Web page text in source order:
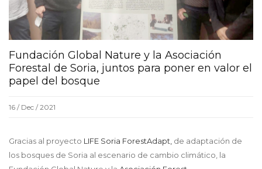
Fundación Global Nature y la Asociación
Forestal de Soria, juntos para poner en valor el
papel del bosque
16 / Dec / 2021
Gracias al proyecto LIFE Soria ForestAdapt, de adaptación de
los bosques de Soria al escenario de cambio climático, la